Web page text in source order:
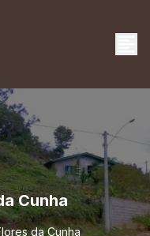
Cunha
da Cunha